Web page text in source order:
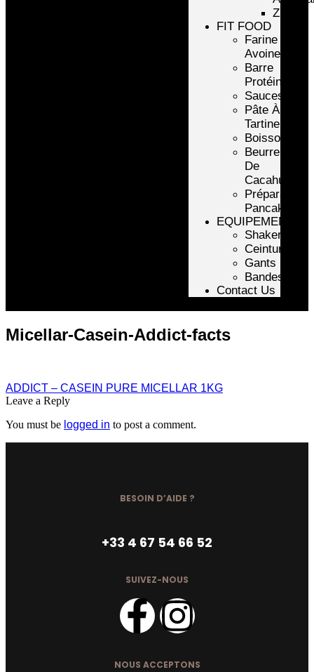
ZMA
FIT FOOD
Farine
Avoine/Riz
Barre
Protéinée
Sauces
Pâte À
Tartiner
Boissons
Beurre
De
Cacahuète
Préparation
Pancake
EQUIPEMENTS
Shakers
Ceintures
Gants
Bandes
Contact Us
Micellar-Casein-Addict-facts
ADDICT – CASEIN PURE MICELLAR 1KG
Leave a Reply
You must be logged in to post a comment.
BESOIN D’AIDE ?
+33 4 67 54 66 52
SUIVEZ-NOUS
NOUS ACCEPTONS